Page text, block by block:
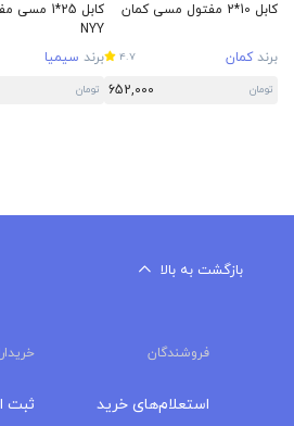
کابل 10*2 مفتول مسی کمان
برندکمان 4.7
تومان 652,000
کابل 25*1
NYY
برند سیمیا
تومان
بازگشت به بالا
فروشندگان
استعلام‌های خرید ثبت